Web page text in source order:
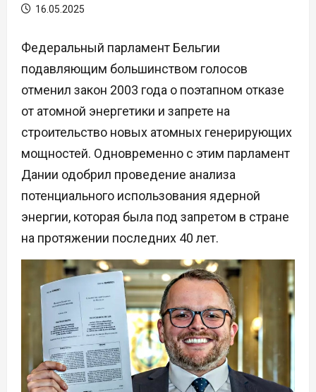
16.05.2025
Федеральный парламент Бельгии
подавляющим большинством голосов
отменил закон 2003 года о поэтапном отказе
от атомной энергетики и запрете на
строительство новых атомных генерирующих
мощностей. Одновременно с этим парламент
Дании одобрил проведение анализа
потенциального использования ядерной
энергии, которая была под запретом в стране
на протяжении последних 40 лет.